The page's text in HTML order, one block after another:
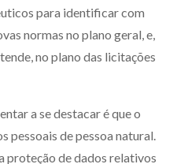
para identificar com
normas no plano geral, e,
no plano das licitações
a se destacar é que o
pessoais de pessoa natural.
proteção de dados relativos